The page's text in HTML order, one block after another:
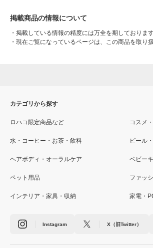
掲載商品の情報について
・ 掲載している情報の精度には万全を期しておりま
・ 現在ご覧になっているページは、この商品を取り
カテゴリから探す
ロハコ限定商品など コスメ
水・コーヒー・お茶・飲料 ビール
ヘアボディ・オーラルケア ベビー
ペット用品 ファッ
インテリア・家具・収納 家電・
Instagram X（旧Twitter）